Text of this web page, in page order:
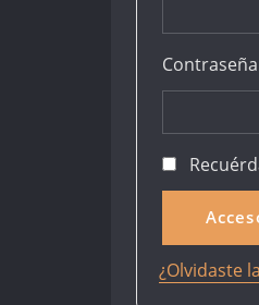
Contraseña
¿Olvidaste